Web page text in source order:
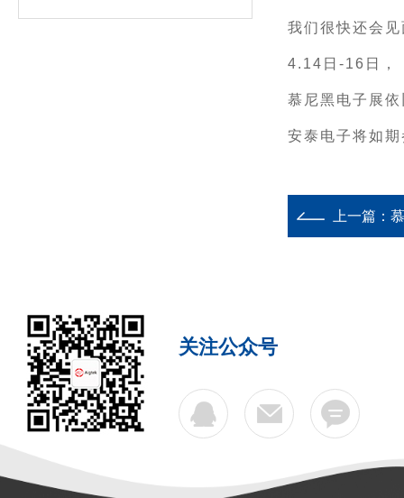
我们很快还会
4.14日-16日，
慕尼黑电子展
安泰电子将如
上一篇：
关注公众号